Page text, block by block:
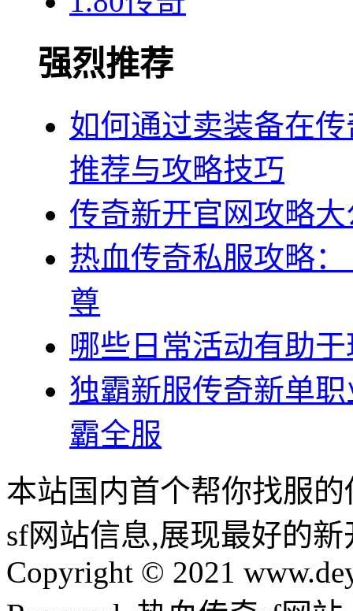
强烈推荐
如何通过卖装备在
推荐与攻略技巧
传奇新开官网攻略
热血传奇私服攻略
尊
哪些日常活动有助
独霸新服传奇新单
霸全服
本站国内首个帮你找服
sf网站信息,展现最好的
Copyright © 2021